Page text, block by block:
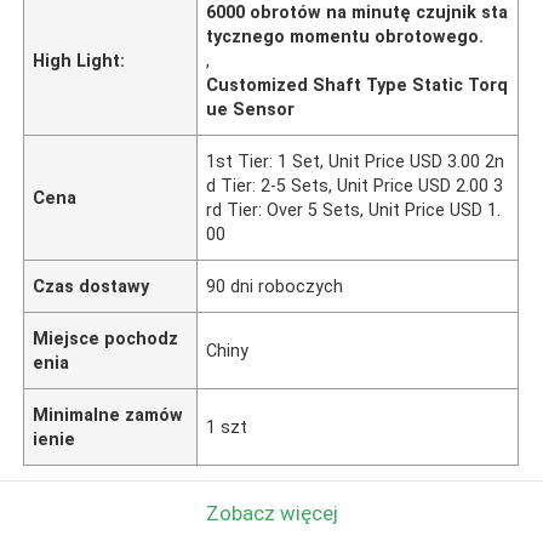
High Light:
6000 obrotów na minutę czujnik sta
tycznego momentu obrotowego.
,
Customized Shaft Type Static Torq
ue Sensor
Cena
1st Tier: 1 Set, Unit Price USD 3.00 2n
d Tier: 2-5 Sets, Unit Price USD 2.00 3
rd Tier: Over 5 Sets, Unit Price USD 1.
00
Czas dostawy 90 dni roboczych
Miejsce pochodz
enia
Chiny
Minimalne zamów
ienie
1 szt
Zobacz więcej